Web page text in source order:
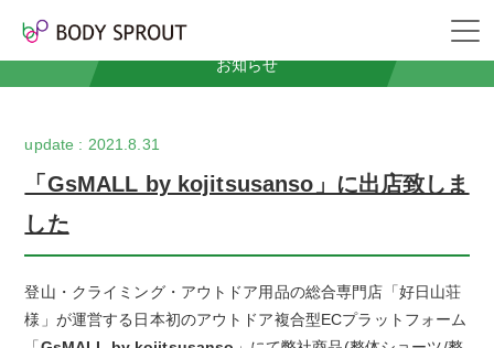
お知らせ
2021.8.31
「GsMALL by kojitsusanso」に出店致しま
した
登山・クライミング・アウトドア用品の総合専門店「好日山荘
様」が運営する日本初のアウトドア複合型ECプラットフォーム